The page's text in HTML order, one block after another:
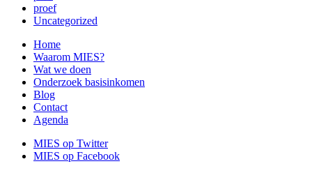
proef
Uncategorized
Home
Waarom MIES?
Wat we doen
Onderzoek basisinkomen
Blog
Contact
Agenda
MIES op Twitter
MIES op Facebook